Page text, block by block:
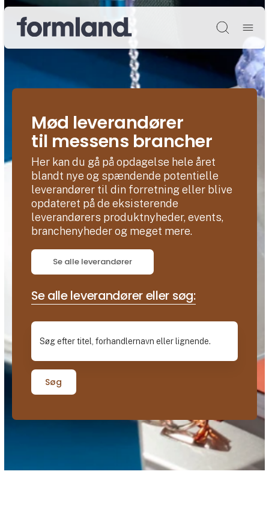
Søg
Mød leverandører
til messens brancher
Her kan du gå på opdagelse hele året
blandt nye og spændende potentielle
leverandører til din forretning eller blive
opdateret på de eksisterende
leverandørers produktnyheder, events,
branchenyheder og meget mere.
Se alle leverandører
Se alle leverandører eller søg:
Søg